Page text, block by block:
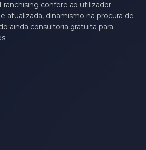
confere ao utilizador
atualizada, dinamismo na procura de
ainda consultoria gratuita para